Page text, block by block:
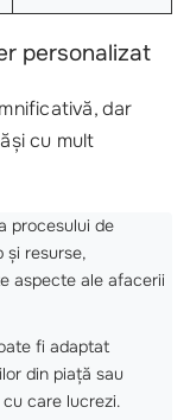
personalizat
dar
cu mult
procesului de
și resurse,
aspecte ale afacerii
fi adaptat
din piață sau
care lucrezi.